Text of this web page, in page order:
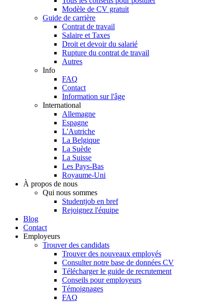
Modèle de CV gratuit
Guide de carrière
Contrat de travail
Salaire et Taxes
Droit et devoir du salarié
Rupture du contrat de travail
Autres
Info
FAQ
Contact
Information sur l'âge
International
Allemagne
Espagne
L'Autriche
La Belgique
La Suède
La Suisse
Les Pays-Bas
Royaume-Uni
À propos de nous
Qui nous sommes
Studentjob en bref
Rejoignez l'équipe
Blog
Contact
Employeurs
Trouver des candidats
Trouver des nouveaux employés
Consulter notre base de données CV
Télécharger le guide de recrutement
Conseils pour employeurs
Témoignages
FAQ